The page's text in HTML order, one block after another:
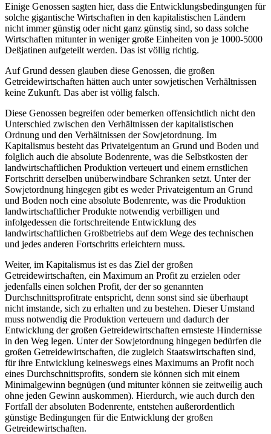
Einige Genossen sagten hier, dass die Entwicklungsbedingungen für
solche gigantische Wirtschaften in den kapitalistischen Ländern
nicht immer günstig oder nicht ganz günstig sind, so dass solche
Wirtschaften mitunter in weniger große Einheiten von je 1000-5000
Deßjatinen aufgeteilt werden. Das ist völlig richtig.
Auf Grund dessen glauben diese Genossen, die großen
Getreidewirtschaften hätten auch unter sowjetischen Verhältnissen
keine Zukunft. Das aber ist völlig falsch.
Diese Genossen begreifen oder bemerken offensichtlich nicht den
Unterschied zwischen den Verhältnissen der kapitalistischen
Ordnung und den Verhältnissen der Sowjetordnung. Im
Kapitalismus besteht das Privateigentum an Grund und Boden und
folglich auch die absolute Bodenrente, was die Selbstkosten der
landwirtschaftlichen Produktion verteuert und einem ernstlichen
Fortschritt derselben unüberwindbare Schranken setzt. Unter der
Sowjetordnung hingegen gibt es weder Privateigentum an Grund
und Boden noch eine absolute Bodenrente, was die Produktion
landwirtschaftlicher Produkte notwendig verbilligen und
infolgedessen die fortschreitende Entwicklung des
landwirtschaftlichen Großbetriebs auf dem Wege des technischen
und jedes anderen Fortschritts erleichtern muss.
Weiter, im Kapitalismus ist es das Ziel der großen
Getreidewirtschaften, ein Maximum an Profit zu erzielen oder
jedenfalls einen solchen Profit, der der so genannten
Durchschnittsprofitrate entspricht, denn sonst sind sie überhaupt
nicht imstande, sich zu erhalten und zu bestehen. Dieser Umstand
muss notwendig die Produktion verteuern und dadurch der
Entwicklung der großen Getreidewirtschaften ernsteste Hindernisse
in den Weg legen. Unter der Sowjetordnung hingegen bedürfen die
großen Getreidewirtschaften, die zugleich Staatswirtschaften sind,
für ihre Entwicklung keineswegs eines Maximums an Profit noch
eines Durchschnittsprofits, sondern sie können sich mit einem
Minimalgewinn begnügen (und mitunter können sie zeitweilig auch
ohne jeden Gewinn auskommen). Hierdurch, wie auch durch den
Fortfall der absoluten Bodenrente, entstehen außerordentlich
günstige Bedingungen für die Entwicklung der großen
Getreidewirtschaften.